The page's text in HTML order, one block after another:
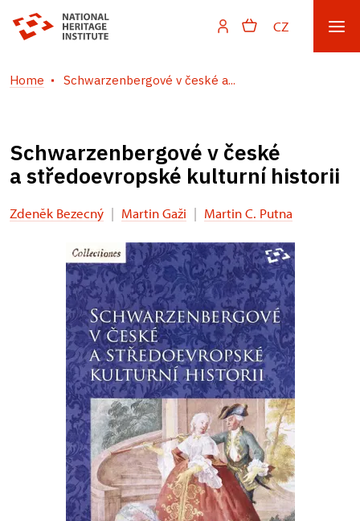
CZ
Home Schwarzenbergové v české a...
Schwarzenbergové v české
a středoevropské kulturní historii
Zdeněk Bezecný | Martin Gaži | Martin C. Putna